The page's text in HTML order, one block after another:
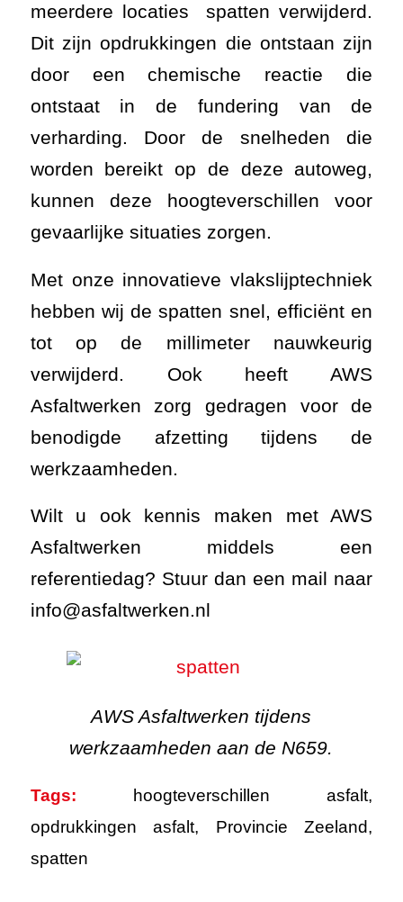
meerdere locaties spatten verwijderd.
Dit zijn opdrukkingen die ontstaan zijn
door een chemische reactie die
ontstaat in de fundering van de
verharding. Door de snelheden die
worden bereikt op de deze autoweg,
kunnen deze hoogteverschillen voor
gevaarlijke situaties zorgen.
Met onze innovatieve vlakslijptechniek
hebben wij de spatten snel, efficiënt en
tot op de millimeter nauwkeurig
verwijderd. Ook heeft AWS
Asfaltwerken zorg gedragen voor de
benodigde afzetting tijdens de
werkzaamheden.
Wilt u ook kennis maken met AWS
Asfaltwerken middels een
referentiedag? Stuur dan een mail naar
info@asfaltwerken.nl
AWS Asfaltwerken tijdens
werkzaamheden aan de N659.
Tags: hoogteverschillen asfalt,
opdrukkingen asfalt, Provincie Zeeland,
spatten